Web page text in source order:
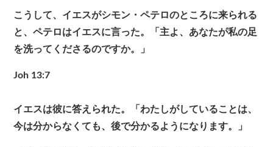
こうして、イエスがシモン・ペテロのところに来られる
と、ペテロはイエスに言った。「主よ、あなたが私の足
を洗ってくださるのですか。」
Joh 13:7
イエスは彼に答えられた。「わたしがしていることは、
今は分からなくても、後で分かるようになります。」